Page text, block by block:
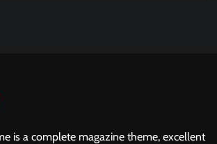
is a complete magazine theme, excellent